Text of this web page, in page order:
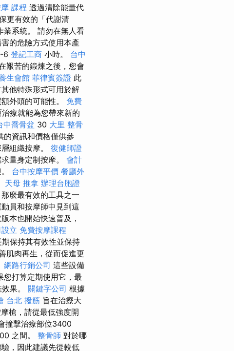
課程 透過清除能量代
更有效的「代謝清
業系統。 請勿在無人看
的危險方式使用本產
6 登記工商 小時。 台中
艱苦的鍛煉之後，您會
生會館 菲律賓簽證 此
他特殊形式可用於解
外頭的可能性。 免費
療就能為您帶來新的
中喬骨盆 30 大里 整骨
的資訊和價格僅供參
組織按摩。 復健師證
量身定制按摩。 會計
台中按摩平價 餐廳外
天母 推拿 辦理台胞證
麼最有效的工具之一
員和按摩師中見到這
本也開始快速普及，
立 免費按摩課程
保持其有效性並保持
肌肉再生，從而促進更
網路行銷公司 這些設備
您打算定期使用它，最
果。 關鍵字公司 根據
台北 撥筋 旨在治療大
槍，請從最低強度開
撞擊治療部位3400
之間。 整骨師 對於哪
，因此建議先從較低